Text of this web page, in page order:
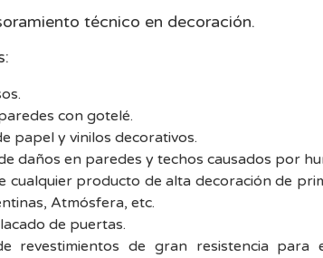
técnico en decoración.
con gotelé.
papel y vinilos decorativos.
daños en paredes y techos causados por
cualquier producto de alta decoración de
Atmósfera, etc.
de puertas.
revestimientos de gran resistencia para